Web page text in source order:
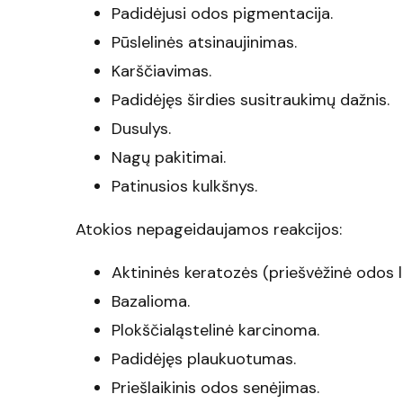
Padidėjusi odos pigmentacija.
Pūslelinės atsinaujinimas.
Karščiavimas.
Padidėjęs širdies susitraukimų dažnis.
Dusulys.
Nagų pakitimai.
Patinusios kulkšnys.
Atokios nepageidaujamos reakcijos:
Aktininės keratozės (priešvėžinė odos
Bazalioma.
Plokščialąstelinė karcinoma.
Padidėjęs plaukuotumas.
Priešlaikinis odos senėjimas.